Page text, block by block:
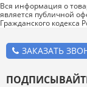
Вся информация о
является публичной
Гражданского кодекса
ЗАКАЗАТЬ